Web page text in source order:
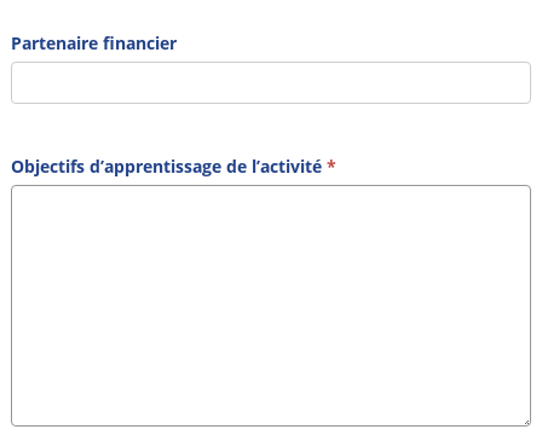
Partenaire financier
Objectifs d’apprentissage de l’activité *